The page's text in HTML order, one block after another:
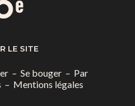
LE SITE
– Se bouger – Par
– Mentions légales